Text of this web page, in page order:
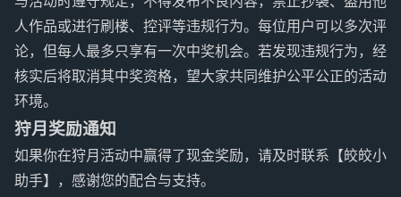
人作品或进行刷楼、控评等违规行为。每位用户可以多次评
论，但每人最多只享有一次中奖机会。若发现违规行为，经
核实后将取消其中奖资格，望大家共同维护公平公正的活动
环境。
狩月奖励通知
如果你在狩月活动中赢得了现金奖励，请及时联系【皎皎小
助手】，感谢您的配合与支持。